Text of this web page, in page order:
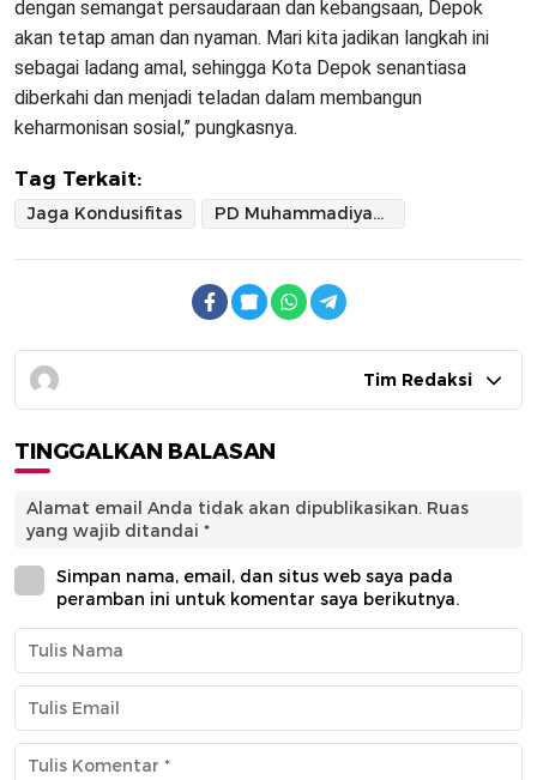
dengan semangat persaudaraan dan kebangsaan, Depok
akan tetap aman dan nyaman. Mari kita jadikan langkah ini
sebagai ladang amal, sehingga Kota Depok senantiasa
diberkahi dan menjadi teladan dalam membangun
keharmonisan sosial,” pungkasnya.
Tag Terkait:
Jaga Kondusifitas PD Muhammadiyah Depok
Tim Redaksi
TINGGALKAN BALASAN
Alamat email Anda tidak akan dipublikasikan. Ruas
yang wajib ditandai *
Simpan nama, email, dan situs web saya pada
peramban ini untuk komentar saya berikutnya.